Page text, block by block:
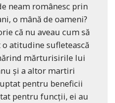
neam românesc prin
o mână de oameni?
că nu aveau cum să
atitudine sufletească
mărturisirile lui
și a altor martiri
pentru beneficii
pentru funcții, ei au